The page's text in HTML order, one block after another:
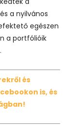
a nyilvános
egészen
a portfólióik
és
is, és